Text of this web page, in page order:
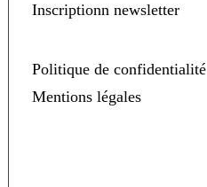
Inscriptionn newsletter
Politique de confidentialité
Mentions légales